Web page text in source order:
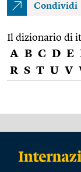
Condividi
Il dizionario di
A B C D E
R S T U V